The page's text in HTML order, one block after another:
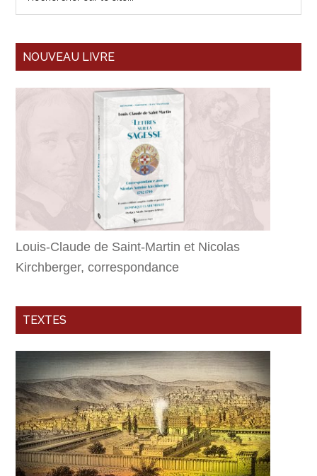
NOUVEAU LIVRE
Louis-Claude de Saint-Martin et Nicolas
Kirchberger, correspondance
TEXTES